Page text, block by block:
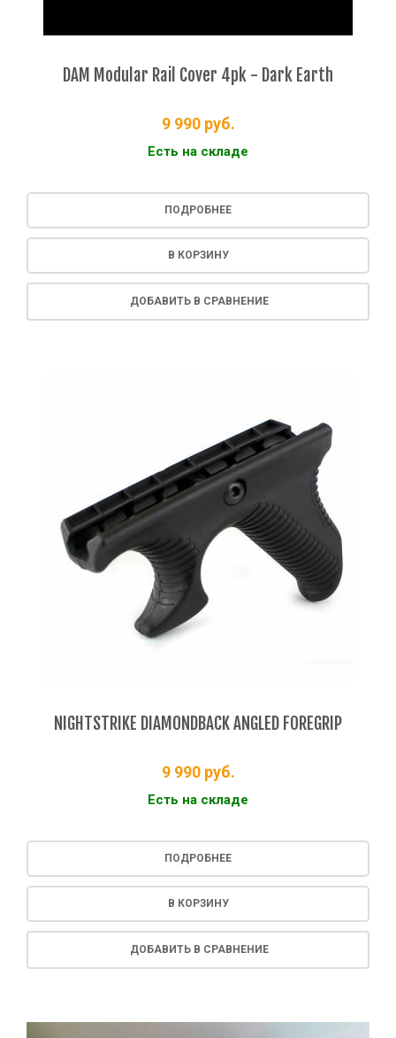
DAM Modular Rail Cover 4pk - Dark Earth
9 990руб.
Есть на складе
ПОДРОБНЕЕ
В КОРЗИНУ
ДОБАВИТЬ В СРАВНЕНИЕ
NIGHTSTRIKE DIAMONDBACK ANGLED FOREGRIP
9 990руб.
Есть на складе
ПОДРОБНЕЕ
В КОРЗИНУ
ДОБАВИТЬ В СРАВНЕНИЕ